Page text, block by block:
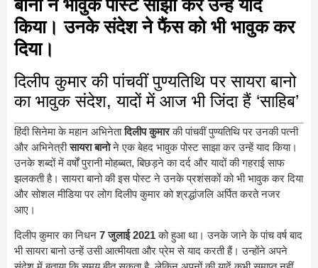
बानो ने भावुक पोस्ट साझा कर उन्हें याद
किया। उनके संदेश ने फैंस को भी भावुक कर
दिया।
दिलीप कुमार की पांचवीं पुण्यतिथि पर सायरा बानो
का भावुक संदेश, यादों में आज भी जिंदा हैं ‘साहिब’
हिंदी सिनेमा के महान अभिनेतादिलीप कुमारकी पांचवीं पुण्यतिथि पर उनकी पत्नी
और अभिनेत्रीसायरा बानोने एक बेहद भावुक पोस्ट साझा कर उन्हें याद किया।
उनके शब्दों में वर्षों पुरानी मोहब्बत, बिछड़ने का दर्द और यादों की गहराई साफ
झलकती है। सायरा बानो की इस पोस्ट ने उनके प्रशंसकों को भी भावुक कर दिया
और सोशल मीडिया पर लोग दिलीप कुमार को श्रद्धांजलि अर्पित करते नजर
आए।
दिलीप कुमार का निधन 7 जुलाई 2021को हुआ था। उनके जाने के पांच वर्ष बाद
भी सायरा बानो उन्हें उसी आत्मीयता और प्रेम से याद करती हैं। उन्होंने अपने